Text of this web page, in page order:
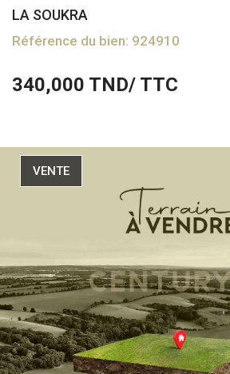
LA SOUKRA
Référence du bien: 924910
340,000 TND/ TTC
VENTE